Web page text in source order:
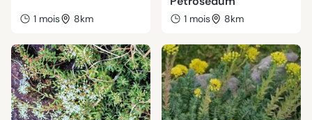
1 mois 8km 1 mois 8km